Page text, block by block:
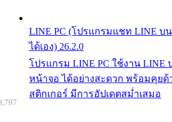
LINE PC (โปรแกรมแชท LINE บ
ได้เอง) 26.2.0
โปรแกรม LINE PC ใช้งาน
หน้าจอ ได้อย่างสะดวก พร้อมคุยด้
สติกเกอร์ มีการอัปเดตสม่ำเสมอ